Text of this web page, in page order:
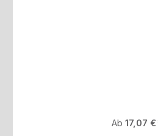
Regulärer
Ab17,07